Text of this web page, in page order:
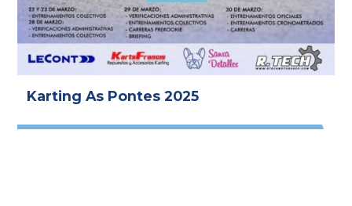
Karting As Pontes 2025